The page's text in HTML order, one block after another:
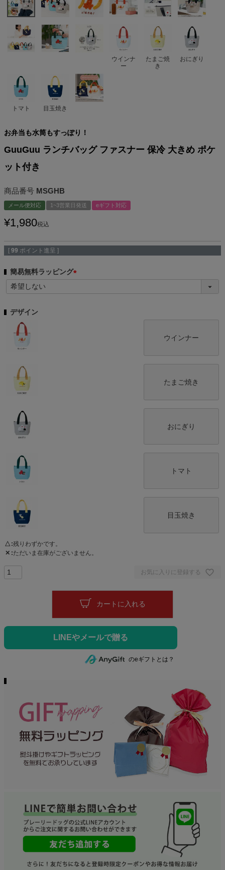
ウインナ
ー
たまご焼
き
おにぎり
トマト 目玉焼き
お弁当も水筒もすっぽり！
GuuGuu ランチバッグ ファスナー 保冷 大きめ ポケ
ット付き
商品番号 MSGHB
メール便対応 1~3営業日発送 eギフト対応
¥1,980税込
[ 99 ポイント進呈 ]
簡易無料ラッピング
必
デザイン
ウインナー
たまご焼き
おにぎり
トマト
目玉焼き
△ 残りわずかです。
✕ ただいま在庫がございません。
お気に入りに登録する
カートに入れる
のeギフトとは？